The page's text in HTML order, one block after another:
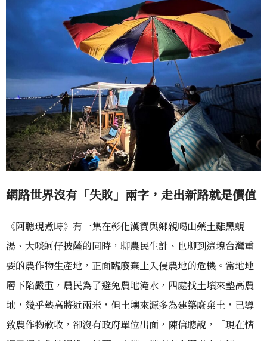
網路世界沒有「失敗」兩字，走出新路就是價值
《阿聰現煮時》有一集在彰化漢寶與鄉親喝山藥土雞黑蜆
湯、大啖蚵仔披薩的同時，聊農民生計、也聊到這塊台灣重
要的農作物生產地，正面臨廢棄土入侵農地的危機。當地地
層下陷嚴重，農民為了避免農地淹水，四處找土壤來墊高農
地，幾乎墊高將近兩米，但土壤來源多為建築廢棄土，已導
致農作物歉收，卻沒有政府單位出面，陳信聰說，「現在情